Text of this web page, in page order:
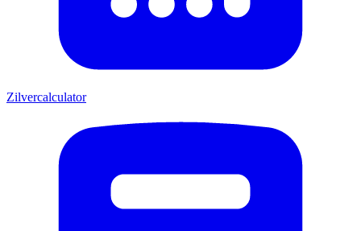
Zilvercalculator